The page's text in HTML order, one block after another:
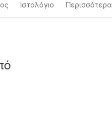
Ιστολόγιο Περισσότερα